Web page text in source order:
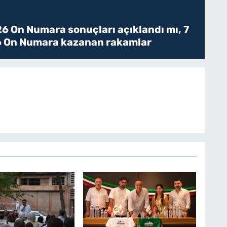
On Numara sonuçları açıklandı mı, 7
Numara kazanan rakamlar